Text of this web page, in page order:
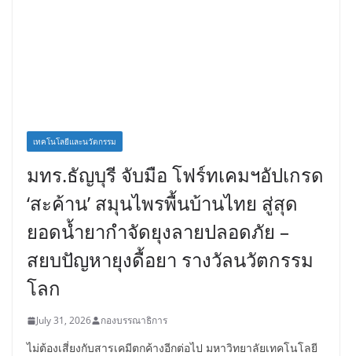
เทคโนโลยีและนวัตกรรม
มทร.ธัญบุรี จับมือ โฟร์ทเคมฯอัปเกรด
‘สะค้าน’ สมุนไพรพื้นบ้านไทย สู่สุด
ยอดน้ำยากำจัดยุงลายปลอดภัย –
สยบปัญหายุงดื้อยา รางวัลนวัตกรรม
โลก
July 31, 2026 กองบรรณาธิการ
ไม่ต้องเสี่ยงกับสารเคมีตกค้างอีกต่อไป มหาวิทยาลัยเทคโนโลยี